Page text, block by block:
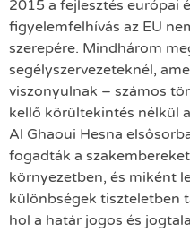
2015 a fejlesztés európai
figyelemfelhívás az EU
szerepére. Mindhárom
segélyszervezeteknél,
viszonyulnak – számos
kellő körültekintés nélkül
Al Ghaoui Hesna
fogadták a
környezetben, és miként
különbségek tiszteletben
hol a határ jogos és